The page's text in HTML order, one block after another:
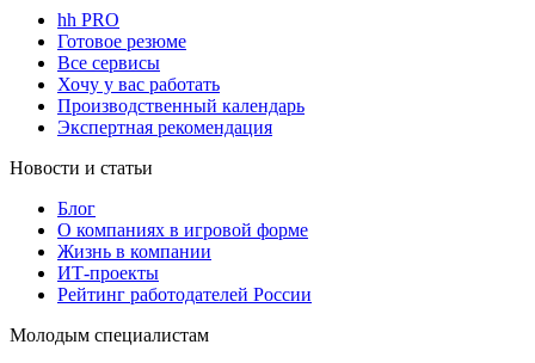
hh PRO
Готовое резюме
Все сервисы
Хочу у вас работать
Производственный календарь
Экспертная рекомендация
Новости и статьи
Блог
О компаниях в игровой форме
Жизнь в компании
ИТ-проекты
Рейтинг работодателей России
Молодым специалистам